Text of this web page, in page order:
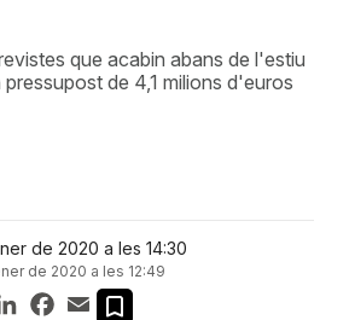
que acabin abans de l'estiu
de 4,1 milions d'euros
de 2020 a les 14:30
de 2020 a les 12:49
LinkedInFacebook
Email